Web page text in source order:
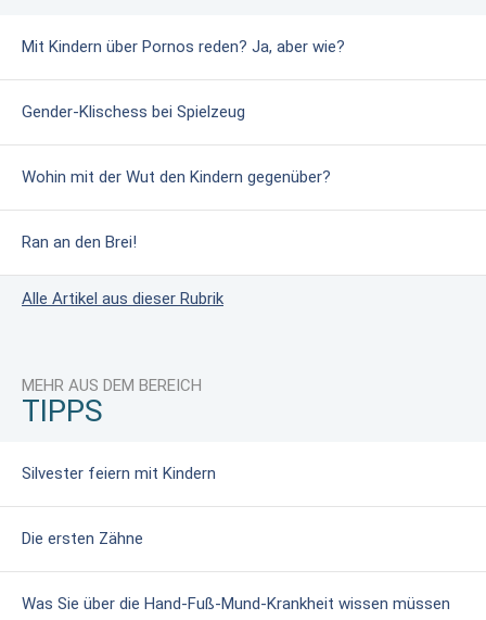
Mit Kindern über Pornos reden? Ja, aber wie?
Gender-Klischess bei Spielzeug
Wohin mit der Wut den Kindern gegenüber?
Ran an den Brei!
Alle Artikel aus dieser Rubrik
MEHR AUS DEM BEREICH
TIPPS
Silvester feiern mit Kindern
Die ersten Zähne
Was Sie über die Hand-Fuß-Mund-Krankheit wissen müssen